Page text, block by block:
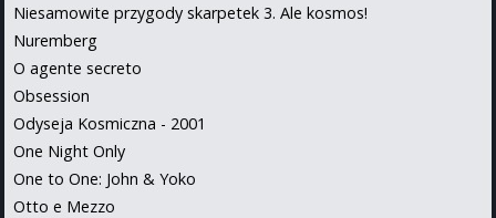
Niesamowite przygody skarpetek 3. Ale kosmos!
Nuremberg
O agente secreto
Obsession
Odyseja Kosmiczna - 2001
One Night Only
One to One: John & Yoko
Otto e Mezzo